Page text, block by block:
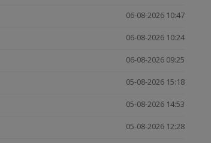
06-08-2026 10:47
06-08-2026 10:24
06-08-2026 09:25
05-08-2026 15:18
05-08-2026 14:53
05-08-2026 12:28